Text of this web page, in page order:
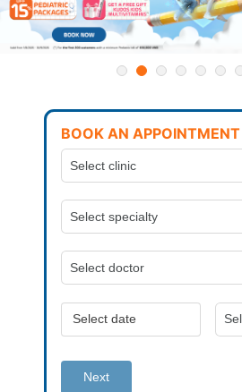
BOOK AN APPOINTMENT
Next